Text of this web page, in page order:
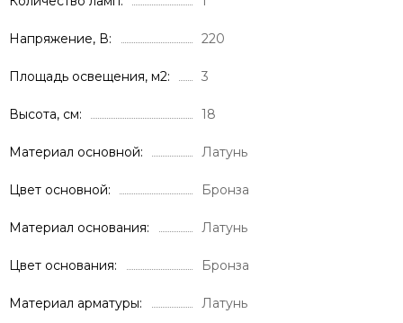
Напряжение, В 220
Площадь освещения, м2 3
Высота, см 18
Материал основной Латунь
Цвет основной Бронза
Материал основания Латунь
Цвет основания Бронза
Материал арматуры Латунь